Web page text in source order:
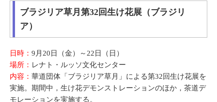
ブラジリア草月第32回生け花展（ブラジリ
ア）
日時： 9月20日（金）～22日（日）
場所： レナト・ルッソ文化センター
内容： 華道団体「ブラジリア草月」による第32回生け花展を
実施。期間中，生け花デモンストレーションのほか，茶道デ
モレーションを実施する。